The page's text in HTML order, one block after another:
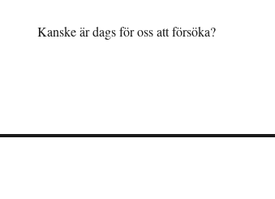
Kanske är dags för oss att försöka?